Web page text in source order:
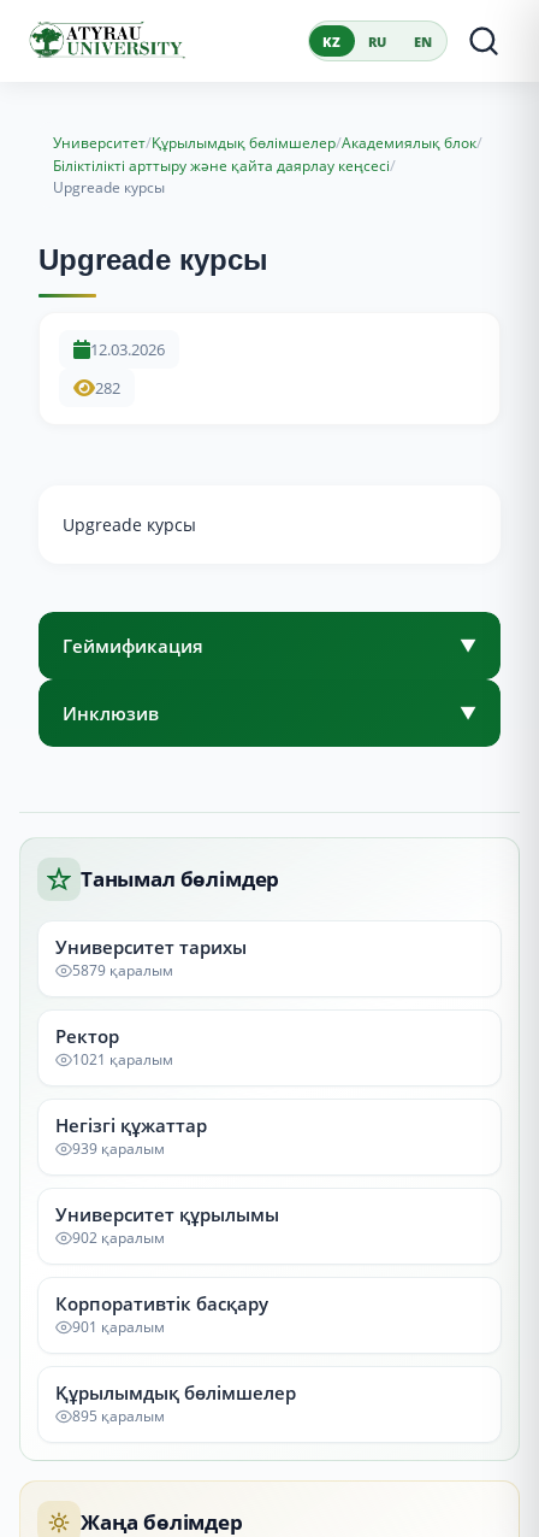
KZ RU EN
Университет/Құрылымдық бөлімшелер/Академиялық блок/
Біліктілікті арттыру және қайта даярлау кеңсесі/
Upgreade курсы
Upgreade курсы
12.03.2026
282
Upgreade курсы
Геймификация ▼
Инклюзив ▼
Танымал бөлімдер
Университет тарихы
5879 қаралым
Ректор
1021 қаралым
Негізгі құжаттар
939 қаралым
Университет құрылымы
902 қаралым
Корпоративтік басқару
901 қаралым
Құрылымдық бөлімшелер
895 қаралым
Жаңа бөлімдер